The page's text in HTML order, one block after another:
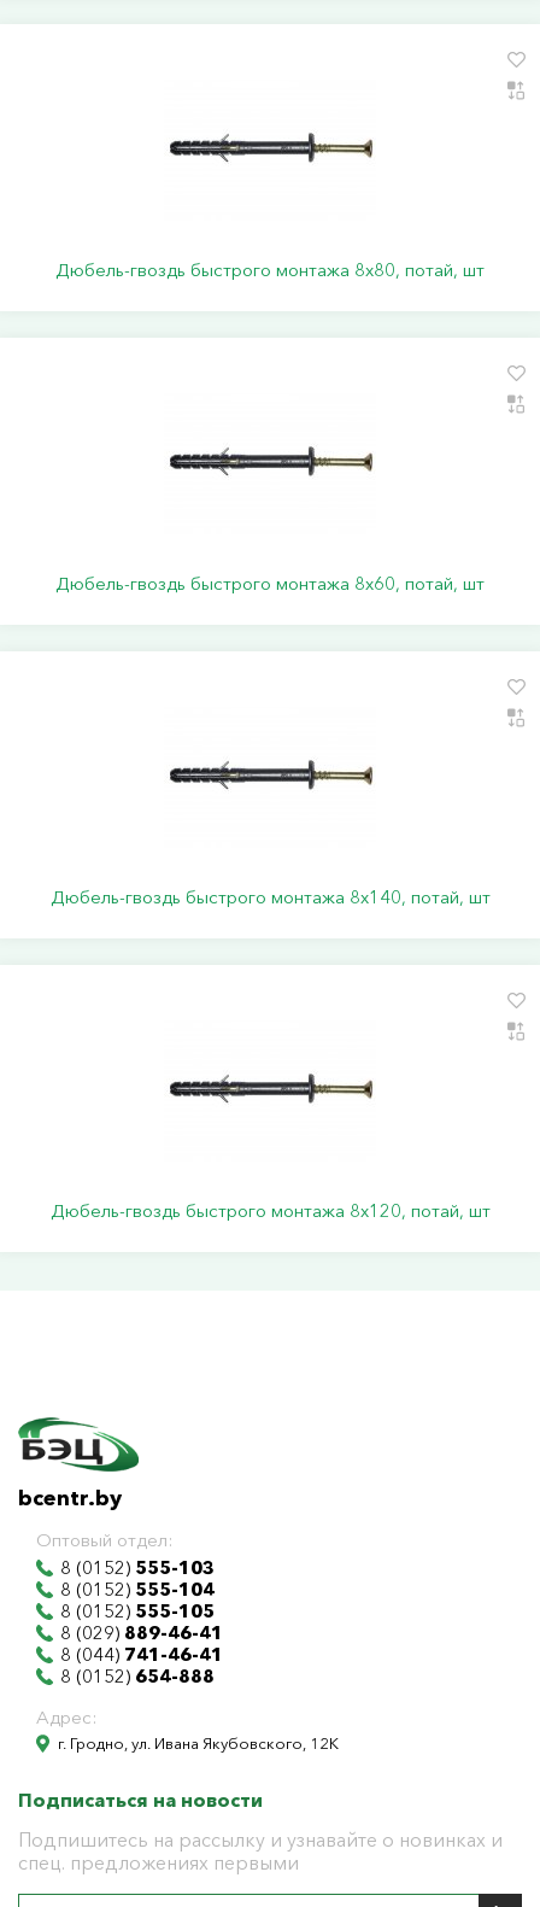
Дюбель-гвоздь быстрого монтажа 8х80, потай, шт
Дюбель-гвоздь быстрого монтажа 8х60, потай, шт
Дюбель-гвоздь быстрого монтажа 8х140, потай, шт
Дюбель-гвоздь быстрого монтажа 8х120, потай, шт
bcentr.by
Оптовый отдел:
8 (0152) 555-103
8 (0152) 555-104
8 (0152) 555-105
8 (029) 889-46-41
8 (044) 741-46-41
8 (0152) 654-888
Адрес:
г. Гродно, ул. Ивана Якубовского, 12К
Подписаться на новости
Подпишитесь на рассылку и узнавайте о новинках и
спец. предложениях первыми